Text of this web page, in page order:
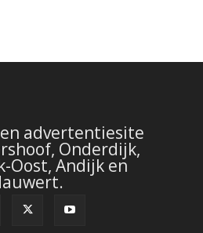
advertentiesite
Onderdijk,
Oost, Andijk en